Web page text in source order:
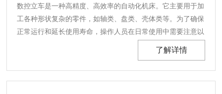
数控立车是一种高精度、高效率的自动化机床。它主要用于加
工各种形状复杂的零件，如轴类、盘类、壳体类等。为了确保
正常运行和延长使用寿命，操作人员在日常使用中需要注意以
了解详情